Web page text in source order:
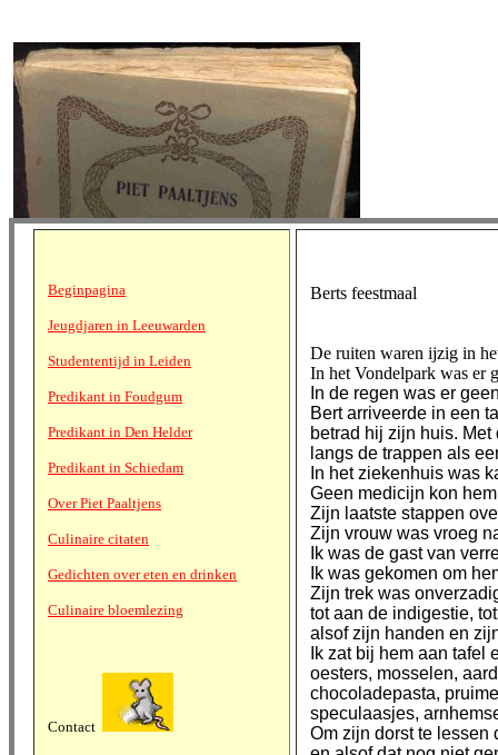
Beginpagina
Jeugdjaren in Leeuwarden
Studententijd in Leiden
Predikant in Foudgum
Predikant in Den Helder
Predikant in Schiedam
Over Piet Paaltjens
Culinaire citaten
Gedichten over eten en drinken
Culinaire bloemlezing
Contact
Berts feestmaal
De ruiten waren ijzig in
In het Vondelpark was er
In de regen was er
Bert arriveerde in een
betrad hij zijn huis.
langs de trappen als
In het ziekenhuis was
Geen medicijn kon
Zijn laatste stappen
Zijn vrouw was vroeg
Ik was de gast van
Ik was gekomen om
Zijn trek was
tot aan de indigestie,
alsof zijn handen en
Ik zat bij hem aan
oesters, mosselen,
chocoladepasta,
speculaasjes,
Om zijn dorst te lessen